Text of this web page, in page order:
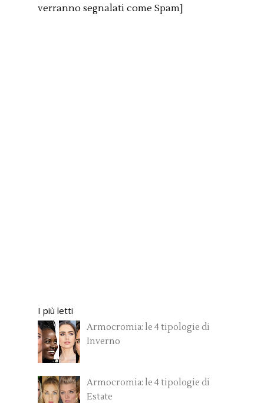
verranno segnalati come Spam]
I più letti
Armocromia: le 4 tipologie di
Inverno
Armocromia: le 4 tipologie di
Estate